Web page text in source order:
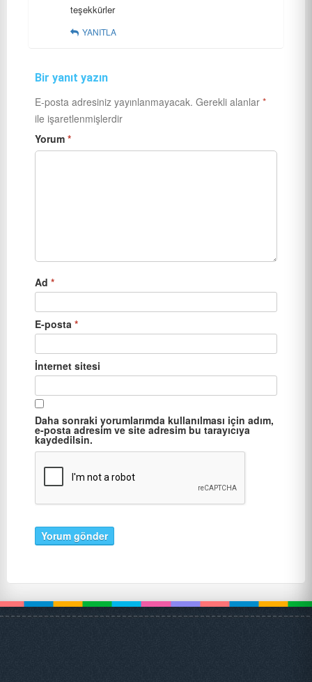
teşekkürler
YANITLA
Bir yanıt yazın
E-posta adresiniz yayınlanmayacak. Gerekli alanlar *
ile işaretlenmişlerdir
Yorum *
Ad *
E-posta *
İnternet sitesi
Daha sonraki yorumlarımda kullanılması için adım,
e-posta adresim ve site adresim bu tarayıcıya
kaydedilsin.